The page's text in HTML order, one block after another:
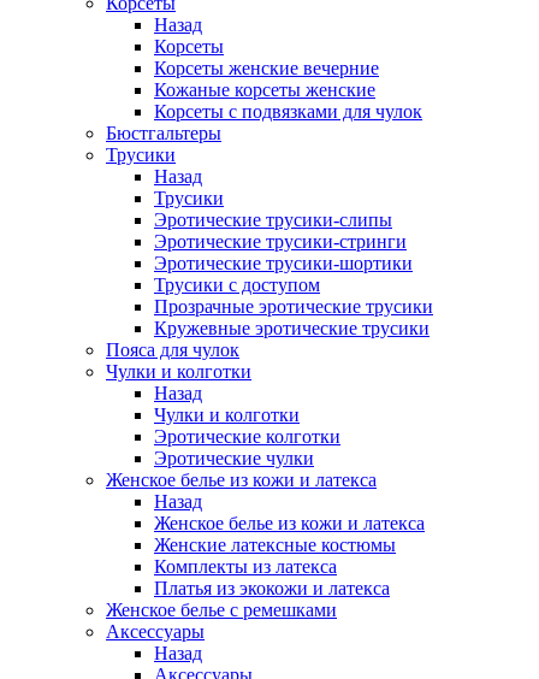
Назад
Корсеты
Корсеты женские вечерние
Кожаные корсеты женские
Корсеты с подвязками для чулок
Бюстгальтеры
Трусики
Назад
Трусики
Эротические трусики-слипы
Эротические трусики-стринги
Эротические трусики-шортики
Трусики с доступом
Прозрачные эротические трусики
Кружевные эротические трусики
Пояса для чулок
Чулки и колготки
Назад
Чулки и колготки
Эротические колготки
Эротические чулки
Женское белье из кожи и латекса
Назад
Женское белье из кожи и латекса
Женские латексные костюмы
Комплекты из латекса
Платья из экокожи и латекса
Женское белье с ремешками
Аксессуары
Назад
Аксессуары